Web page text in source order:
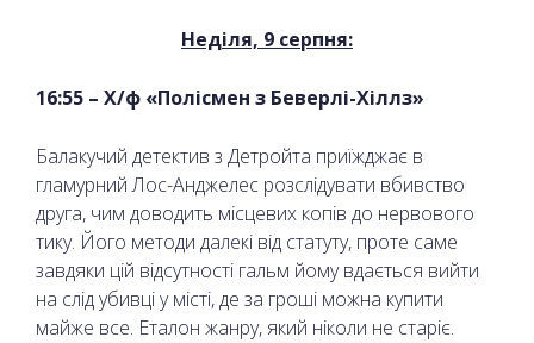
Неділя, 9 серпня:
16:55 – Х/ф «Полісмен з Беверлі-Хіллз»
Балакучий детектив з Детройта приїжджає в
гламурний Лос-Анджелес розслідувати вбивство
друга, чим доводить місцевих копів до нервового
тику. Його методи далекі від статуту, проте саме
завдяки цій відсутності гальм йому вдається вийти
на слід убивці у місті, де за гроші можна купити
майже все. Еталон жанру, який ніколи не старіє.